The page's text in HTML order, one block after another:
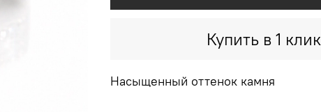
Купить в 1 клик
Насыщенный оттенок камня